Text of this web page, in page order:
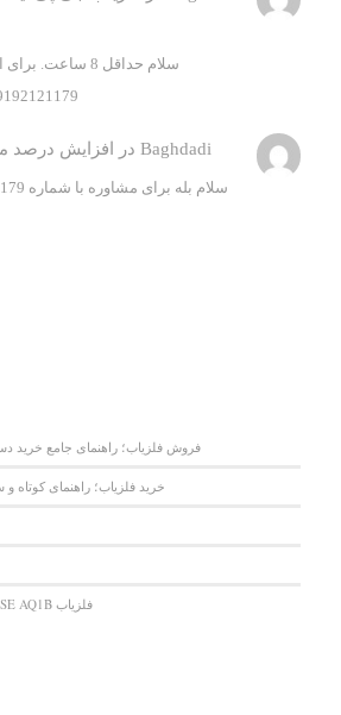
سلام حداقل 8
09192121179 تماس حاصل
Baghdadi در افزایش درصد
فروش فلزیاب؛ راهنمای جامع خرید
خرید فلزیاب؛ راهنمای
فلزیاب AQUAPULSE AQ1B ساخت انگلستان